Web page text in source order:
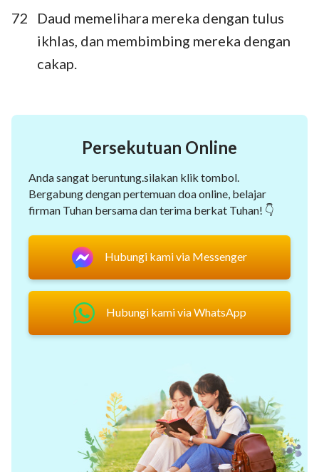
72
Daud memelihara mereka dengan tulus
ikhlas, dan membimbing mereka dengan
cakap.
Persekutuan Online
Anda sangat beruntung.silakan klik tombol.
Bergabung dengan pertemuan doa online, belajar
firman Tuhan bersama dan terima berkat Tuhan! 👇
Hubungi kami via Messenger
Hubungi kami via WhatsApp